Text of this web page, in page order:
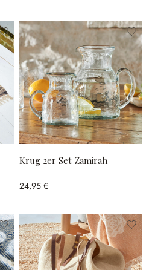
Krug 2er Set Zamirah
24,95 €